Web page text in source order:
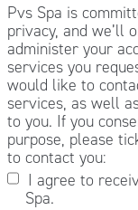
Pvs Spa is
privacy, and we’ll
administer your
services you
would like to
services, as well
to you. If you
purpose, please
to contact you:
I agree to
Spa.